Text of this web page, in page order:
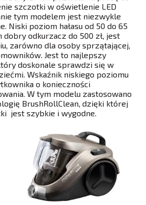
szczotki w oświetlenie LED
tym modelem jest niezwykle
Niski poziom hałasu od 50 do 65
dobry odkurzacz do 500 zł, jest
zarówno dla osoby sprzątającej,
Jest to najlepszy
doskonale sprawdzi się w
Wskaźnik niskiego poziomu
o konieczności
W tym modelu zastosowano
BrushRollClean, dzięki której
jest szybkie i wygodne.